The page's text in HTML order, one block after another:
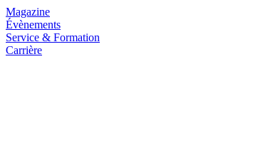
Magazine
Évènements
Service & Formation
Carrière